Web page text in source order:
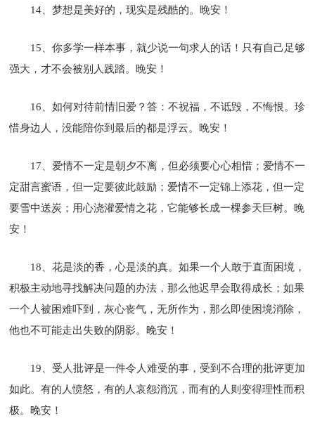
14、梦想是美好的，现实是残酷的。晚安！
15、你多学一样本事，就少说一句求人的话！只有自己足够
强大，才不会被别人践踏。晚安！
16、如何对待前情旧爱？答：不祝福，不诋毁，不悔恨。珍
惜身边人，没能陪你到最后的都是浮云。晚安！
17、爱情不一定是朝夕不离，但必须要心心相惜；爱情不一
定甜言蜜语，但一定要彼此鼓励；爱情不一定锦上添花，但一定
要雪中送炭；用心浇灌爱情之花，它能够长成一棵参天巨树。晚
安！
18、花是淡的香，心是淡的真。如果一个人敢于直面困境，
积极主动地寻找解决问题的办法，那么他迟早会取得成长；如果
一个人被困难吓到，灰心丧气，无所作为，那么即使困境消除，
他也不可能走出失败的阴影。晚安！
19、受人批评是一件令人难受的事，受到不合理的批评更加
如此。有的人愤怒，有的人哀怨消沉，而有的人则变得理性而积
极。晚安！